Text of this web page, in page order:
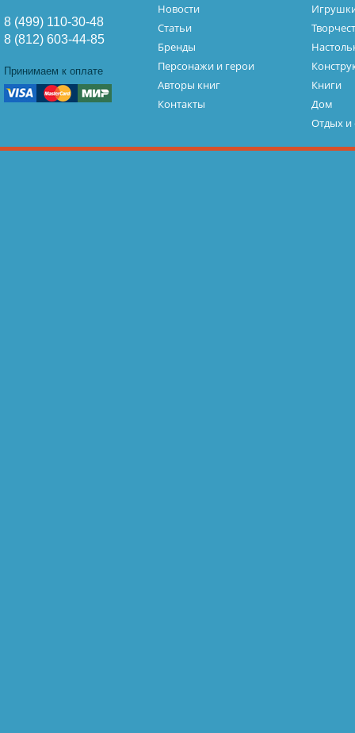
8 (499) 110-30-48
8 (812) 603-44-85
Принимаем к оплате
Новости
Статьи
Бренды
Персонажи и герои
Авторы книг
Контакты
Книги
Дом
Отдых и